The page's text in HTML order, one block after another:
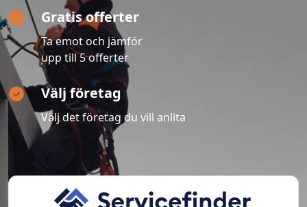
Gratis offerter
Ta emot och jämför
upp till 5 offerter
Välj företag
Välj det företag du vill anlita